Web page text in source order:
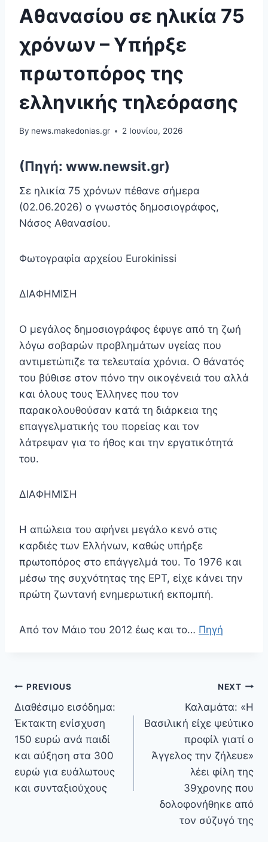
Αθανασίου σε ηλικία 75
χρόνων – Υπήρξε
πρωτοπόρος της
ελληνικής τηλεόρασης
By news.makedonias.gr 2 Ιουνίου, 2026
(Πηγή: www.newsit.gr)
Σε ηλικία 75 χρόνων πέθανε σήμερα
(02.06.2026) ο γνωστός δημοσιογράφος,
Νάσος Αθανασίου.
Φωτογραφία αρχείου Eurokinissi
ΔΙΑΦΗΜΙΣΗ
Ο μεγάλος δημοσιογράφος έφυγε από τη ζωή
λόγω σοβαρών προβλημάτων υγείας που
αντιμετώπιζε τα τελευταία χρόνια. Ο θάνατός
του βύθισε στον πόνο την οικογένειά του αλλά
και όλους τους Έλληνες που τον
παρακολουθούσαν κατά τη διάρκεια της
επαγγελματικής του πορείας και τον
λάτρεψαν για το ήθος και την εργατικότητά
του.
ΔΙΑΦΗΜΙΣΗ
Η απώλεια του αφήνει μεγάλο κενό στις
καρδιές των Ελλήνων, καθώς υπήρξε
πρωτοπόρος στο επάγγελμά του. Το 1976 και
μέσω της συχνότητας της ΕΡΤ, είχε κάνει την
πρώτη ζωντανή ενημερωτική εκπομπή.
Από τον Μάιο του 2012 έως και το… Πηγή
Πλοήγηση
άρθρων
PREVIOUS
Διαθέσιμο εισόδημα:
Έκτακτη ενίσχυση
150 ευρώ ανά παιδί
και αύξηση στα 300
ευρώ για ευάλωτους
και συνταξιούχους
NEXT
Καλαμάτα: «Η
Βασιλική είχε ψεύτικο
προφίλ γιατί ο
Άγγελος την ζήλευε»
λέει φίλη της
39χρονης που
δολοφονήθηκε από
τον σύζυγό της